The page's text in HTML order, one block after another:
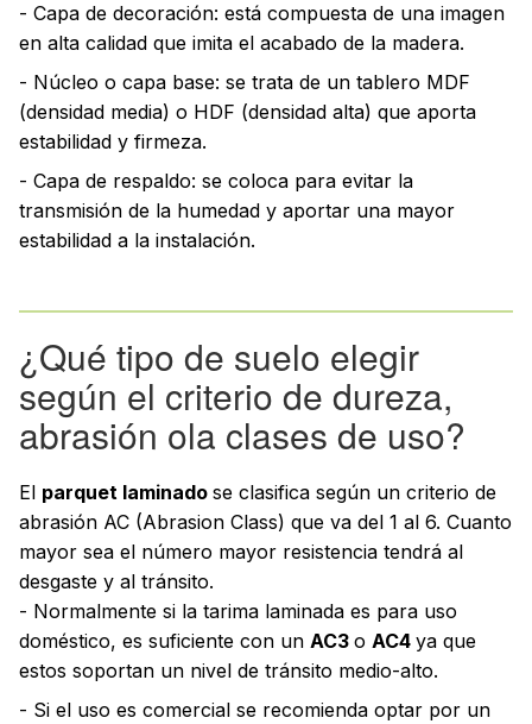
- Capa de decoración: está compuesta de una imagen
en alta calidad que imita el acabado de la madera.
- Núcleo o capa base: se trata de un tablero MDF
(densidad media) o HDF (densidad alta) que aporta
estabilidad y firmeza.
- Capa de respaldo: se coloca para evitar la
transmisión de la humedad y aportar una mayor
estabilidad a la instalación.
¿Qué tipo de suelo elegir
según el criterio de dureza,
abrasión ola clases de uso?
El parquet laminado se clasifica según un criterio de
abrasión AC (Abrasion Class) que va del 1 al 6. Cuanto
mayor sea el número mayor resistencia tendrá al
desgaste y al tránsito.
- Normalmente si la tarima laminada es para uso
doméstico, es suficiente con un AC3 o AC4 ya que
estos soportan un nivel de tránsito medio-alto.
- Si el uso es comercial se recomienda optar por un